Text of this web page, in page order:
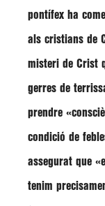
pontífex ha
als cristians de
misteri de Crist
gerres de
prendre
condició de
assegurat que
tenim